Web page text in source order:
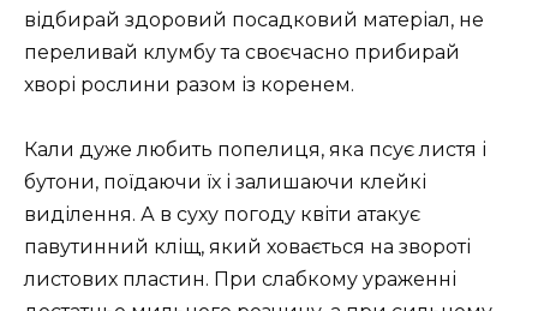
відбирай здоровий посадковий матеріал, не
переливай клумбу та своєчасно прибирай
хворі рослини разом із коренем.
Кали дуже любить попелиця, яка псує листя і
бутони, поїдаючи їх і залишаючи клейкі
виділення. А в суху погоду квіти атакує
павутинний кліщ, який ховається на звороті
листових пластин. При слабкому ураженні